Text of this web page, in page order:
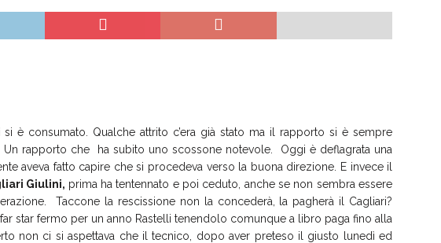
si è consumato. Qualche attrito c’era già stato ma il rapporto si è sempre
Un rapporto che ha subito uno scossone notevole. Oggi è deflagrata una
aveva fatto capire che si procedeva verso la buona direzione. E invece il
Giulini, prima ha tentennato e poi ceduto, anche se non sembra essere
Taccone la rescissione non la concederà, la pagherà il Cagliari?
star fermo per un anno Rastelli tenendolo comunque a libro paga fino alla
non ci si aspettava che il tecnico, dopo aver preteso il giusto lunedì ed